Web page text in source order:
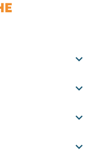
keyboard_arrow_down


